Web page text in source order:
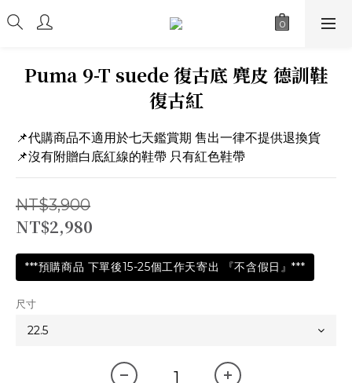
Puma 9-T suede 復古底 麂皮 德訓鞋
復古紅
📌代購商品不適用於七天鑑賞期 售出一律不提供退換貨
📌沒有附贈白底紅線的鞋帶 只有紅色鞋帶
NT$3,900
NT$2,980
***預購商品 下單後15-25個工作天寄出 『不含假日』***
尺寸